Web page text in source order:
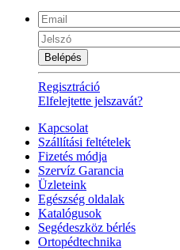
Belépés
Regisztráció
Elfelejtette jelszavát?
Kapcsolat
Szállítási feltételek
Fizetés módja
Szervíz Garancia
Üzleteink
Egészség oldalak
Katalógusok
Segédeszköz bérlés
Ortopédtechnika